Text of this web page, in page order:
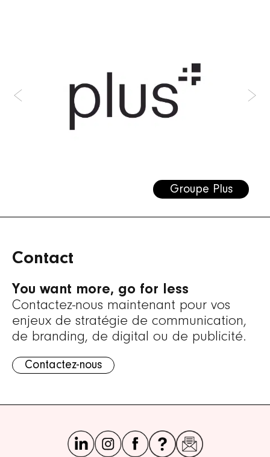
Groupe Plus
Contact
You want more, go for less
Contactez-nous maintenant pour vos
enjeux de stratégie de communication,
de branding, de digital ou de publicité.
Contactez-nous